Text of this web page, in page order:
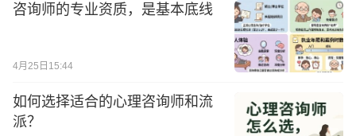
咨询师的专业资质，是基本底线
4月25日15:44
如何选择适合的心理咨询师和流
派？